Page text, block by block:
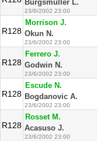
Burgsmuller L.
23/6/2002 23:00
R128
Morrison J.
Okun N.
23/6/2002 23:00
R128
Ferrero J.
Godwin N.
23/6/2002 23:00
R128
Escude N.
Bogdanovic A.
23/6/2002 23:00
R128
Rosset M.
Acasuso J.
23/6/2002 23:00